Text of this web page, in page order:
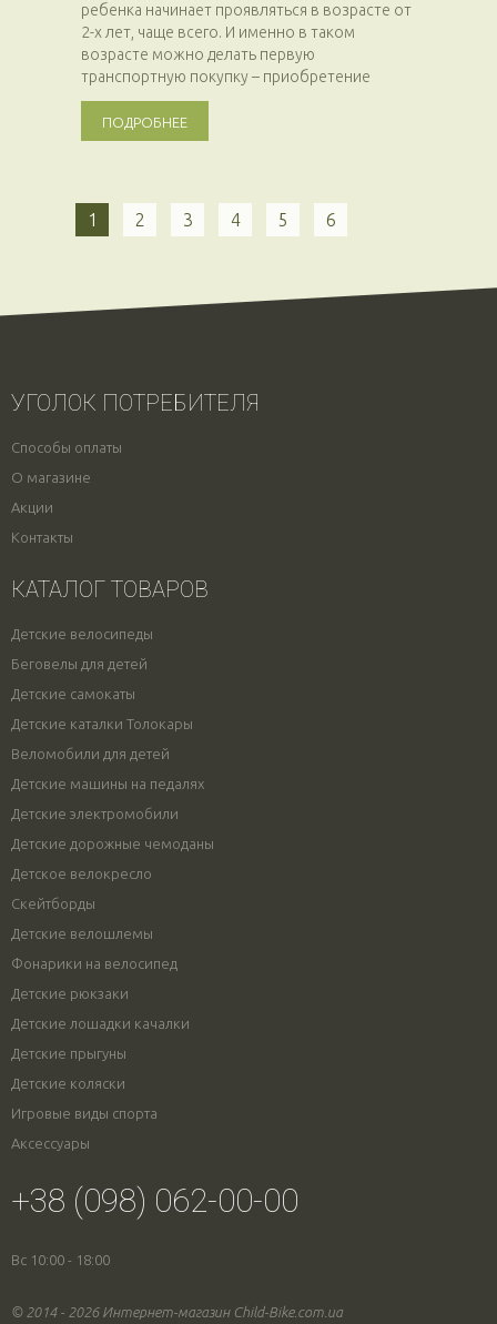
ребенка начинает проявляться в возрасте от
2-х лет, чаще всего. И именно в таком
возрасте можно делать первую
транспортную покупку – приобретение
детского...
ПОДРОБНЕЕ
1 2 3 4 5 6
УГОЛОК ПОТРЕБИТЕЛЯ
Способы оплаты
О магазине
Акции
Контакты
КАТАЛОГ ТОВАРОВ
Детские велосипеды
Беговелы для детей
Детские самокаты
Детские каталки Толокары
Веломобили для детей
Детские машины на педалях
Детские электромобили
Детские дорожные чемоданы
Детское велокресло
Скейтборды
Детские велошлемы
Фонарики на велосипед
Детские рюкзаки
Детские лошадки качалки
Детские прыгуны
Детские коляски
Игровые виды спорта
Аксессуары
+38 (098) 062-00-00
Вс 10:00 - 18:00
© 2014 - 2026 Интернет-магазин Child-Bike.com.ua